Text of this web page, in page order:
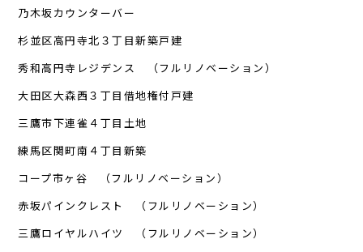
乃木坂カウンターバー
杉並区高円寺北３丁目新築戸建
秀和高円寺レジデンス （フルリノベーション）
大田区大森西３丁目借地権付戸建
三鷹市下連雀４丁目土地
練馬区関町南４丁目新築
コープ市ヶ谷 （フルリノベーション）
赤坂パインクレスト （フルリノベーション）
三鷹ロイヤルハイツ （フルリノベーション）